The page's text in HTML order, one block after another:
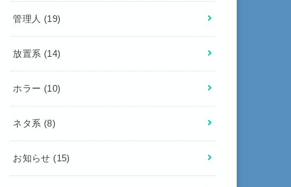
管理人 (19)
放置系 (14)
ホラー (10)
ネタ系 (8)
お知らせ (15)